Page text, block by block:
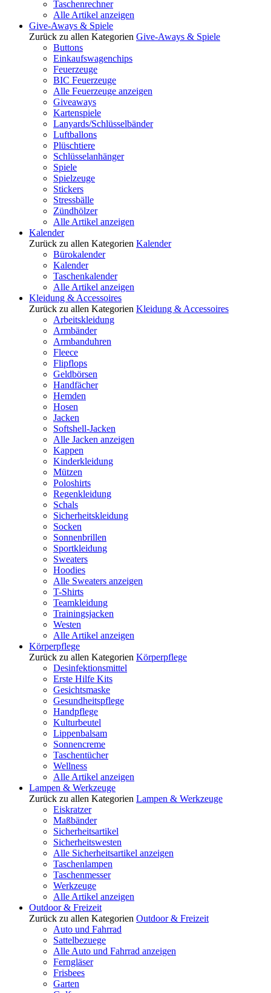
Taschenrechner
Alle Artikel anzeigen
Give-Aways & Spiele
Zurück zu allen Kategorien Give-Aways & Spiele
Buttons
Einkaufswagenchips
Feuerzeuge
BIC Feuerzeuge
Alle Feuerzeuge anzeigen
Giveaways
Kartenspiele
Lanyards/Schlüsselbänder
Luftballons
Plüschtiere
Schlüsselanhänger
Spiele
Spielzeuge
Stickers
Stressbälle
Zündhölzer
Alle Artikel anzeigen
Kalender
Zurück zu allen Kategorien Kalender
Bürokalender
Kalender
Taschenkalender
Alle Artikel anzeigen
Kleidung & Accessoires
Zurück zu allen Kategorien Kleidung & Accessoires
Arbeitskleidung
Armbänder
Armbanduhren
Fleece
Flipflops
Geldbörsen
Handfächer
Hemden
Hosen
Jacken
Softshell-Jacken
Alle Jacken anzeigen
Kappen
Kinderkleidung
Mützen
Poloshirts
Regenkleidung
Schals
Sicherheitskleidung
Socken
Sonnenbrillen
Sportkleidung
Sweaters
Hoodies
Alle Sweaters anzeigen
T-Shirts
Teamkleidung
Trainingsjacken
Westen
Alle Artikel anzeigen
Körperpflege
Zurück zu allen Kategorien Körperpflege
Desinfektionsmittel
Erste Hilfe Kits
Gesichtsmaske
Gesundheitspflege
Handpflege
Kulturbeutel
Lippenbalsam
Sonnencreme
Taschentücher
Wellness
Alle Artikel anzeigen
Lampen & Werkzeuge
Zurück zu allen Kategorien Lampen & Werkzeuge
Eiskratzer
Maßbänder
Sicherheitsartikel
Sicherheitswesten
Alle Sicherheitsartikel anzeigen
Taschenlampen
Taschenmesser
Werkzeuge
Alle Artikel anzeigen
Outdoor & Freizeit
Zurück zu allen Kategorien Outdoor & Freizeit
Auto und Fahrrad
Sattelbezuege
Alle Auto und Fahrrad anzeigen
Ferngläser
Frisbees
Garten